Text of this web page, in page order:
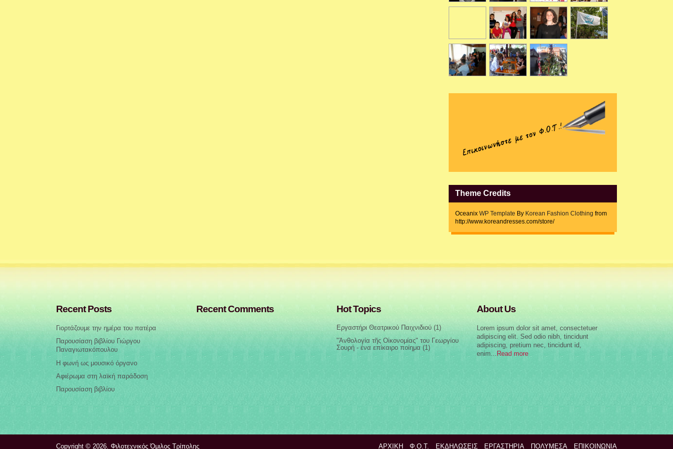
Theme Credits
OceanixWP Template By Korean Fashion Clothing from
http://www.koreandresses.com/store/
Recent Posts
Γιορτάζουμε την ημέρα του πατέρα
Παρουσίαση βιβλίου Γιώργου
Παναγιωτακόπουλου
Η φωνή ως μουσικό όργανο
Αφιέρωμα στη λαϊκή παράδοση
Παρουσίαση βιβλίου
Recent Comments Hot Topics
Εργαστήρι Θεατρικού Παιχνιδιού(1)
"Ἀνθολογία τῆς Οἰκονομίας" του Γεωργίου
Σουρή - ένα επίκαιρο ποίημα (1)
About Us
Lorem ipsum dolor sit amet, consectetuer
adipiscing elit. Sed odio nibh, tincidunt
adipiscing, pretium nec, tincidunt id,
enim... Read more
Copyright © 2026. Φιλοτεχνικός Όμιλος Τρίπολης ΑΡΧΙΚΉ Φ.Ο.Τ. ΕΚΔΗΛΩΣΕΙΣ ΕΡΓΑΣΤΗΡΙΑ ΠΟΛΥΜΈΣΑ ΕΠΙΚΟΙΝΩΝΊΑ